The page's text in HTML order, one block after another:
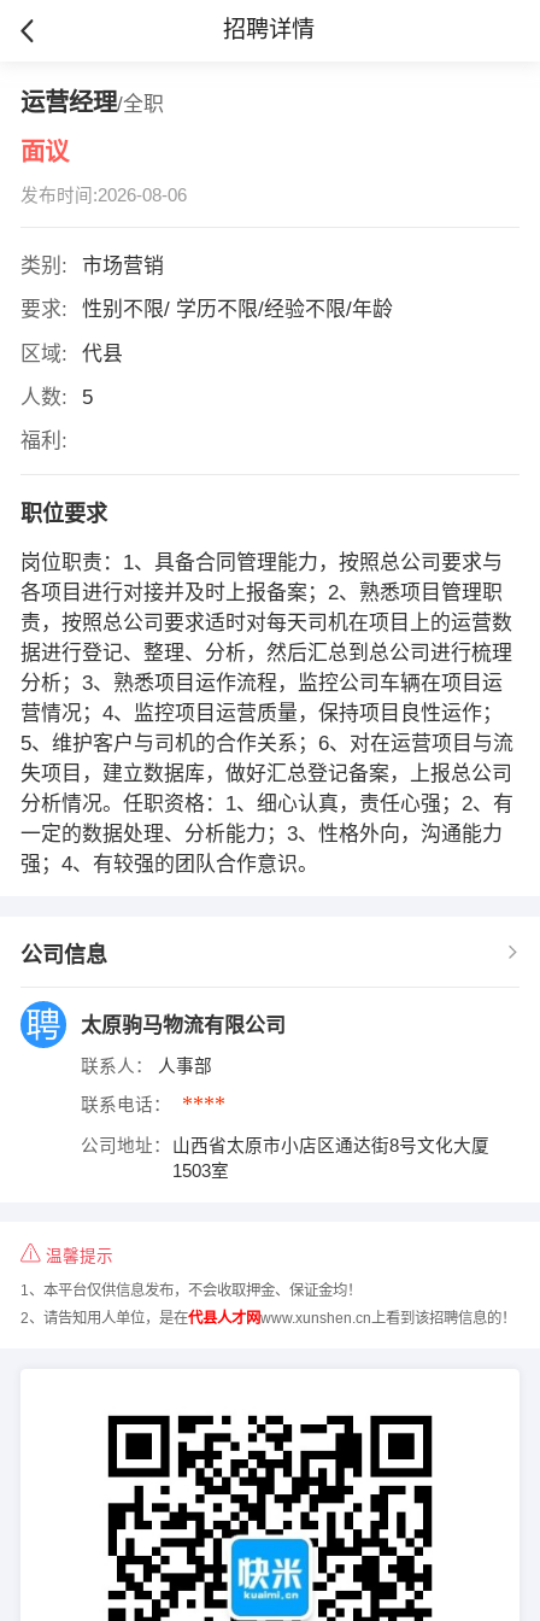
招聘详情
运营经理/全职
面议
发布时间:2026-08-06
类别:
市场营销
要求:
性别不限/ 学历不限/经验不限/年龄
区域:
代县
人数:
5
福利:
职位要求
岗位职责：1、具备合同管理能力，按照总公司要求与
各项目进行对接并及时上报备案；2、熟悉项目管理职
责，按照总公司要求适时对每天司机在项目上的运营数
据进行登记、整理、分析，然后汇总到总公司进行梳理
分析；3、熟悉项目运作流程，监控公司车辆在项目运
营情况；4、监控项目运营质量，保持项目良性运作；
5、维护客户与司机的合作关系；6、对在运营项目与流
失项目，建立数据库，做好汇总登记备案，上报总公司
分析情况。任职资格：1、细心认真，责任心强；2、有
一定的数据处理、分析能力；3、性格外向，沟通能力
强；4、有较强的团队合作意识。
公司信息
太原驹马物流有限公司
联系人： 人事部
联系电话： ****
公司地址：
山西省太原市小店区通达街8号文化大厦
1503室
温馨提示
1、本平台仅供信息发布，不会收取押金、保证金均！
2、请告知用人单位，是在代县人才网www.xunshen.cn上看到该招聘信息的！